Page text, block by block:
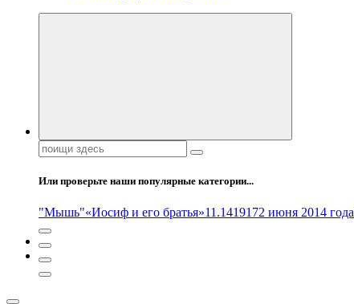
Поиск:
Или проверьте наши популярные категории...
"Мышь"«Иосиф и его братья»11.1419172 июня 2014 года